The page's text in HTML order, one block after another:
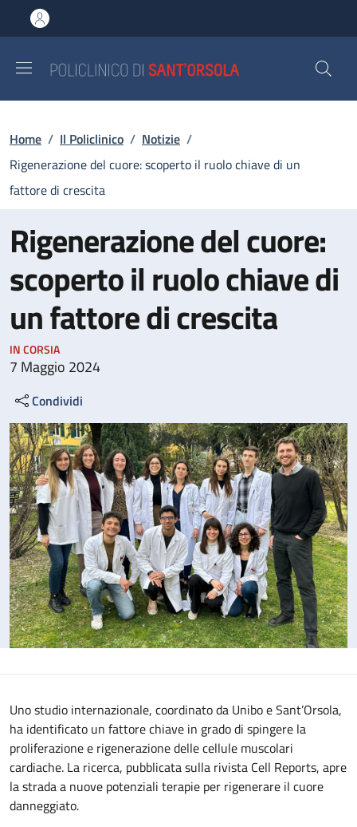
al contenuto principale
to footer content
Briciole di pane
Home / Il Policlinico / Notizie /
Rigenerazione del cuore: scoperto il ruolo chiave di un
fattore di crescita
Rigenerazione del cuore:
scoperto il ruolo chiave di
un fattore di crescita
IN CORSIA
7 Maggio 2024
Condividi
Uno studio internazionale, coordinato da Unibo e Sant’Orsola,
ha identificato un fattore chiave in grado di spingere la
proliferazione e rigenerazione delle cellule muscolari
cardiache. La ricerca, pubblicata sulla rivista Cell Reports, apre
la strada a nuove potenziali terapie per rigenerare il cuore
danneggiato.